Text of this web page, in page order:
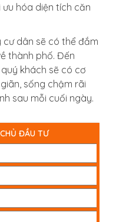
hóa diện tích căn
cư dân sẽ có thể đắm
thành phố. Đến
quý khách sẽ có cơ
sống chậm rãi
sau mỗi cuối ngày.
ĐẦU TƯ